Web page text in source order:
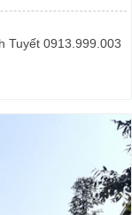
Tuyết 0913.999.003